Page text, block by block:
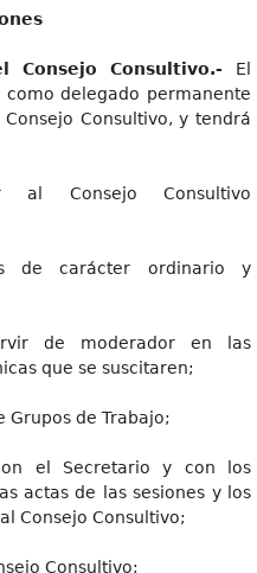
Consejo Consultivo.- El
delegado permanente
Consultivo, y tendrá
Consejo Consultivo
de carácter ordinario y
de moderador en las
que se suscitaren;
de Trabajo;
el Secretario y con los
actas de las sesiones y los
Consejo Consultivo;
Consultivo;